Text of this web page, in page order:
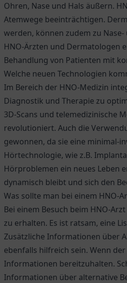
Ohren, Nase und Hals äußern.
Atemwege beeinträchtigen.
werden, können zudem zu
HNO-Ärzten und Dermatologen
Behandlung von Patienten mit
Welche neuen Technologien
Im Bereich der HNO-Medizin
Diagnostik und Therapie zu
3D-Scans und telemedizinische
revolutioniert. Auch die
gewonnen, da sie eine minimal-
Hörtechnologie, wie z.B.
Hörproblemen ein neues Leben
dynamisch bleibt und sich den
Was sollte man bei einem HNO-
Bei einem Besuch beim HNO-
zu erhalten. Es ist ratsam, eine
Zusätzliche Informationen über
ebenfalls hilfreich sein. Wenn
Informationen bereitzuhalten.
Informationen über alternative